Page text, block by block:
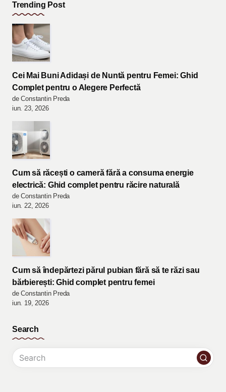
Trending Post
Cei Mai Buni Adidași de Nuntă pentru Femei: Ghid
Complet pentru o Alegere Perfectă
de Constantin Preda
iun. 23, 2026
Cum să răcești o cameră fără a consuma energie
electrică: Ghid complet pentru răcire naturală
de Constantin Preda
iun. 22, 2026
Cum să îndepărtezi părul pubian fără să te răzi sau
bărbierești: Ghid complet pentru femei
de Constantin Preda
iun. 19, 2026
Search